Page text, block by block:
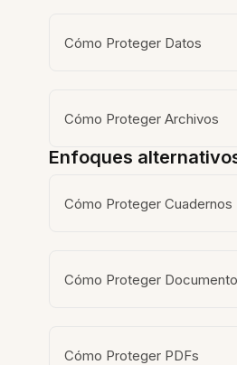
Cómo Proteger Datos
Cómo Proteger Archivos
Enfoques
Cómo Proteger Cuadernos
Cómo Proteger
Cómo Proteger PDFs